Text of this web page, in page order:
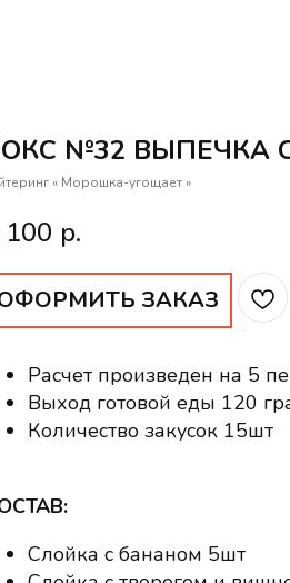
№32 ВЫПЕЧКА
« Морошка-угощает »
100 р.
ЗАКАЗ
Расчет произведен на 5
Выход готовой еды 120
Количество закусок 15шт
Слойка с бананом 5шт